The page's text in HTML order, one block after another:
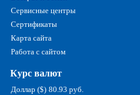
Сервисные центры
Сертификаты
Карта сайта
Работа с сайтом
Курс валют
Доллар ($) 80.93 руб.